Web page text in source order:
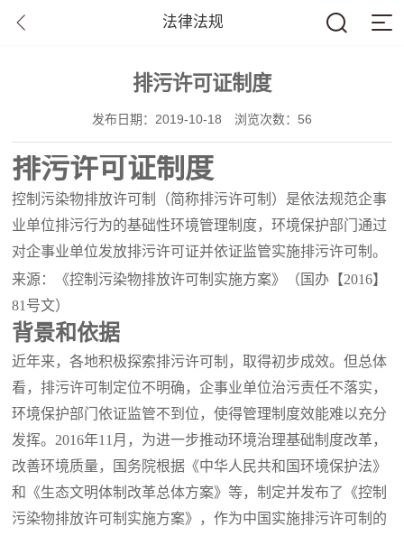
法律法规
排污许可证制度
发布日期：2019-10-18 浏览次数：56
排污许可证制度
控制污染物排放许可制（简称排污许可制）是依法规范企事
业单位排污行为的基础性环境管理制度，环境保护部门通过
对企事业单位发放排污许可证并依证监管实施排污许可制。
来源：《控制污染物排放许可制实施方案》（国办【2016】
81号文）
背景和依据
近年来，各地积极探索排污许可制，取得初步成效。但总体
看，排污许可制定位不明确，企事业单位治污责任不落实，
环境保护部门依证监管不到位，使得管理制度效能难以充分
发挥。 2016年11月，为进一步推动环境治理基础制度改革，
改善环境质量，国务院根据《中华人民共和国环境保护法》
和《生态文明体制改革总体方案》等，制定并发布了《控制
污染物排放许可制实施方案》，作为中国实施排污许可制的